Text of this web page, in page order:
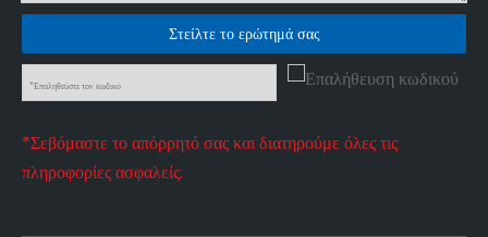
Στείλτε το ερώτημά σας
*Σεβόμαστε το απόρρητό σας και διατηρούμε όλες τις
πληροφορίες ασφαλείς.